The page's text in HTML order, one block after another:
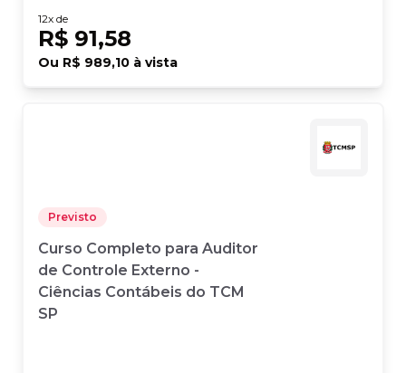
12x de
R$ 91,58
Ou R$ 989,10 à vista
Previsto
Curso Completo para Auditor
de Controle Externo -
Ciências Contábeis do TCM
SP